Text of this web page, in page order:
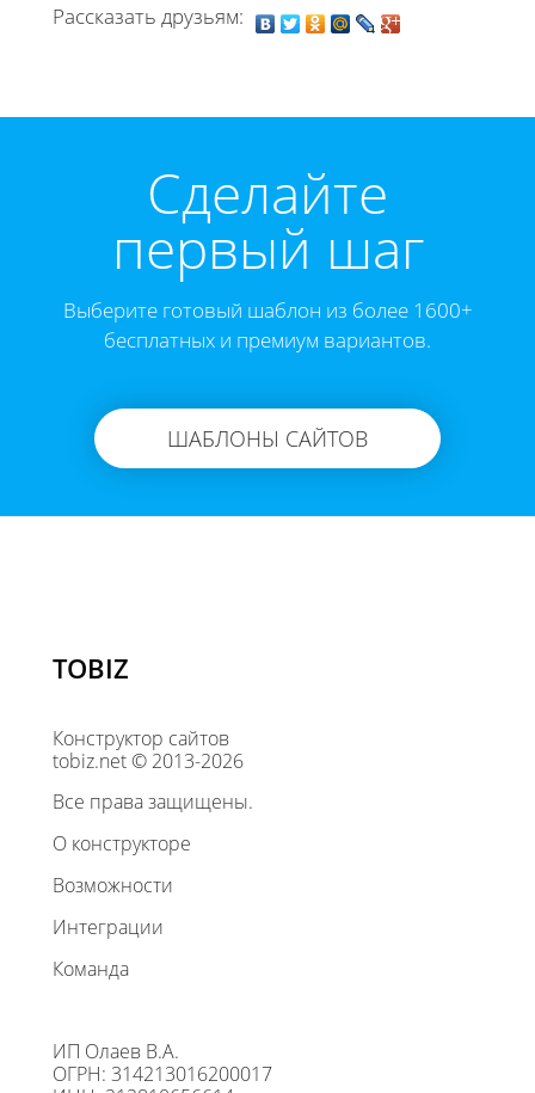
Рассказать друзьям:
Cделайте
первый шаг
Выберите готовый шаблон из более 1600+
бесплатных и премиум вариантов.
ШАБЛОНЫ САЙТОВ
TOBIZ
Конструктор сайтов
tobiz.net © 2013-2026
Все права защищены.
О конструкторе
Возможности
Интеграции
Команда
ИП Олаев В.А.
ОГРН: 314213016200017